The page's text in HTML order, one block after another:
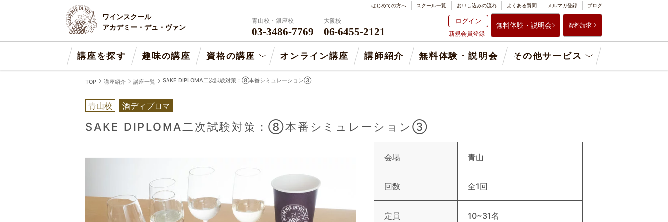
ワインスクール
アカデミー・デュ・ヴァン
青山校・銀座校
03-3486-7769
大阪校
06-6455-2121
ログイン
新規会員登録
無料体験・説明会 資料請求
はじめての方へ スクール一覧 お申し込みの流れ よくある質問 メルマガ登録 ブログ
講座を探す 趣味の講座 資格の講座 オンライン講座 講師紹介 無料体験・説明会 その他サービス
TOP 講座紹介 講座一覧 SAKE DIPLOMA二次試験対策：⑧本番シミュレーション③
青山校 酒ディプロマ
SAKE DIPLOMA二次試験対策：⑧本番シミュレーション③
会場 青山
回数 全1回
定員 10~31名